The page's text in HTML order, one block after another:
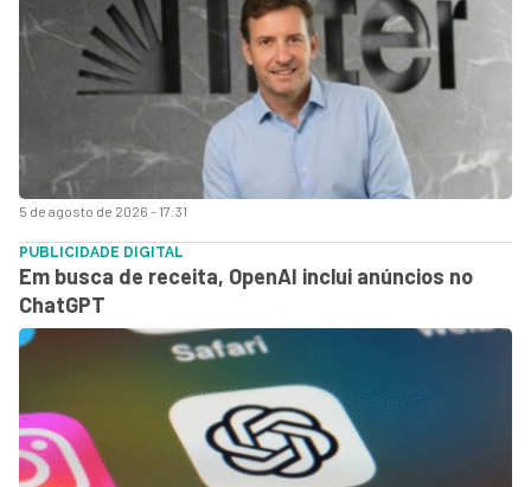
5 de agosto de 2026 - 17:31
PUBLICIDADE DIGITAL
Em busca de receita, OpenAI inclui anúncios no
ChatGPT